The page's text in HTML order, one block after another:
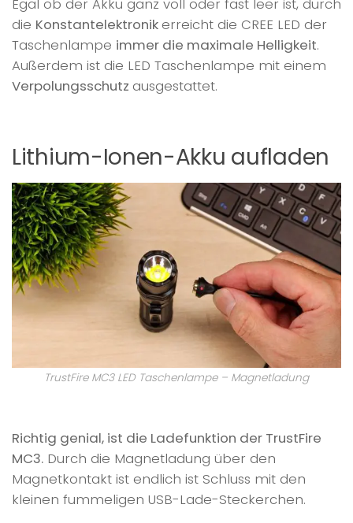
Egal ob der Akku ganz voll oder fast leer ist, durch
die Konstantelektronikerreicht die CREE LED der
Taschenlampe immer die maximale Helligkeit.
Außerdem ist die LED Taschenlampe mit einem
Verpolungsschutz ausgestattet.
Lithium-Ionen-Akku aufladen
TrustFire MC3 LED Taschenlampe – Magnetladung
Richtig genial, ist die Ladefunktion der TrustFire
MC3. Durch die Magnetladung über den
Magnetkontakt ist endlich ist Schluss mit den
kleinen fummeligen USB-Lade-Steckerchen.